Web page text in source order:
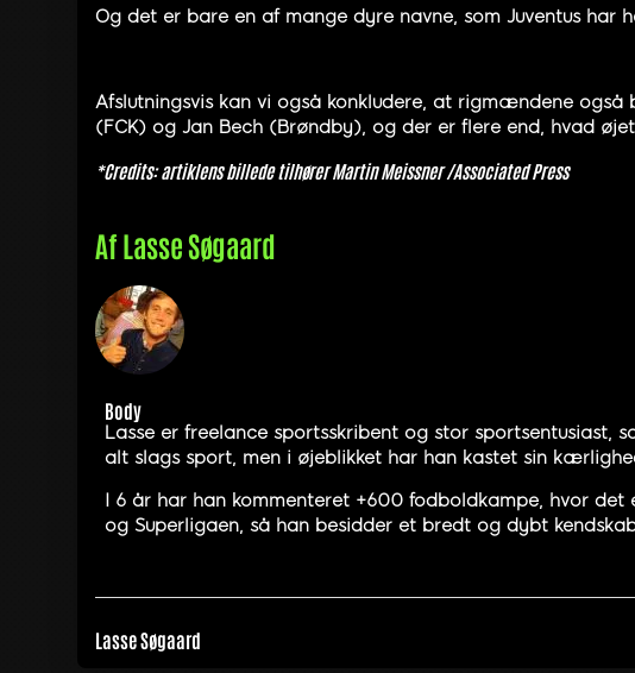
Og det er bare en af mange dyre navne, som Juventus har
Afslutningsvis kan vi også konkludere, at rigmændene
(FCK) og Jan Bech (Brøndby), og der er flere end, hvad
*Credits: artiklens billede tilhører Martin Meissner /Associated Press
AfLasse Søgaard
Body
Lasse er freelance sportsskribent og stor
alt slags sport, men i øjeblikket har han kastet sin
I 6 år har han kommenteret +600 fodboldkampe, hvor det
og Superligaen, så han besidder et bredt og dybt
Lasse Søgaard